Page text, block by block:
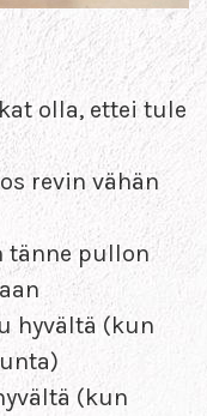
olla, ettei tule
revin vähän
tänne pullon
hyvältä (kun
(kun